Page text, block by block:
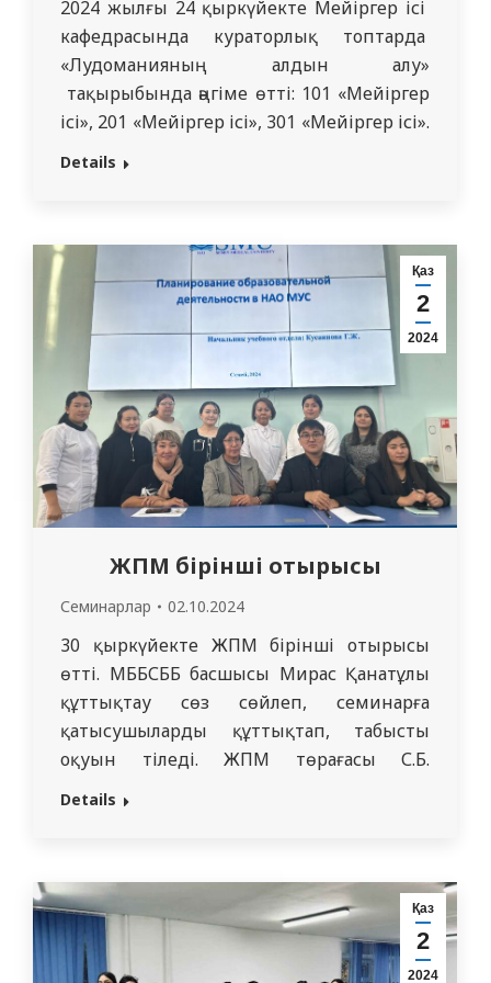
2024 жылғы 24 қыркүйекте Мейіргер ісі
кафедрасында кураторлық топтарда
«Лудоманияның алдын алу»
тақырыбында әңгіме өтті: 101 «Мейіргер
ісі», 201 «Мейіргер ісі», 301 «Мейіргер ісі».
Лудомания-бұл субъектінің өмірінде
әлеуметтік денсаулығының барлық
салаларына деструктивті әсер ететін,
әлеуметтік, кәсіби, материалдық
құндылықтардың төмендеуіне әкелетін
құмар ойындарға…
Details
Қаз
2
2024
ЖПМ бірінші отырысы
Семинарлар 02.10.2024
30 қыркүйекте ЖПМ бірінші отырысы
өтті. МББСББ басшысы Мирас Қанатұлы
құттықтау сөз сөйлеп, семинарға
қатысушыларды құттықтап, табысты
оқуын тіледі. ЖПМ төрағасы С.Б.
Маукаева тыңдаушыларды ЖПМ
университеттің құрылымдық
бөлімшелерінің жұмысы туралы дәрістер
ұсынылады, тәжірибелі оқытушылар оқу-
Details
Қаз
2
2024